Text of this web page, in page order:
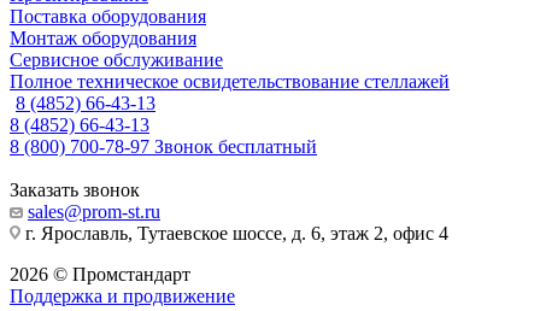
Поставка оборудования
Монтаж оборудования
Сервисное обслуживание
Полное техническое освидетельствование стеллажей
8 (4852) 66-43-13
8 (4852) 66-43-13
8 (800) 700-78-97 Звонок бесплатный
Заказать звонок
sales@prom-st.ru
г. Ярославль, Тутаевское шоссе, д. 6, этаж 2, офис 4
2026 © Промстандарт
Поддержка и продвижение